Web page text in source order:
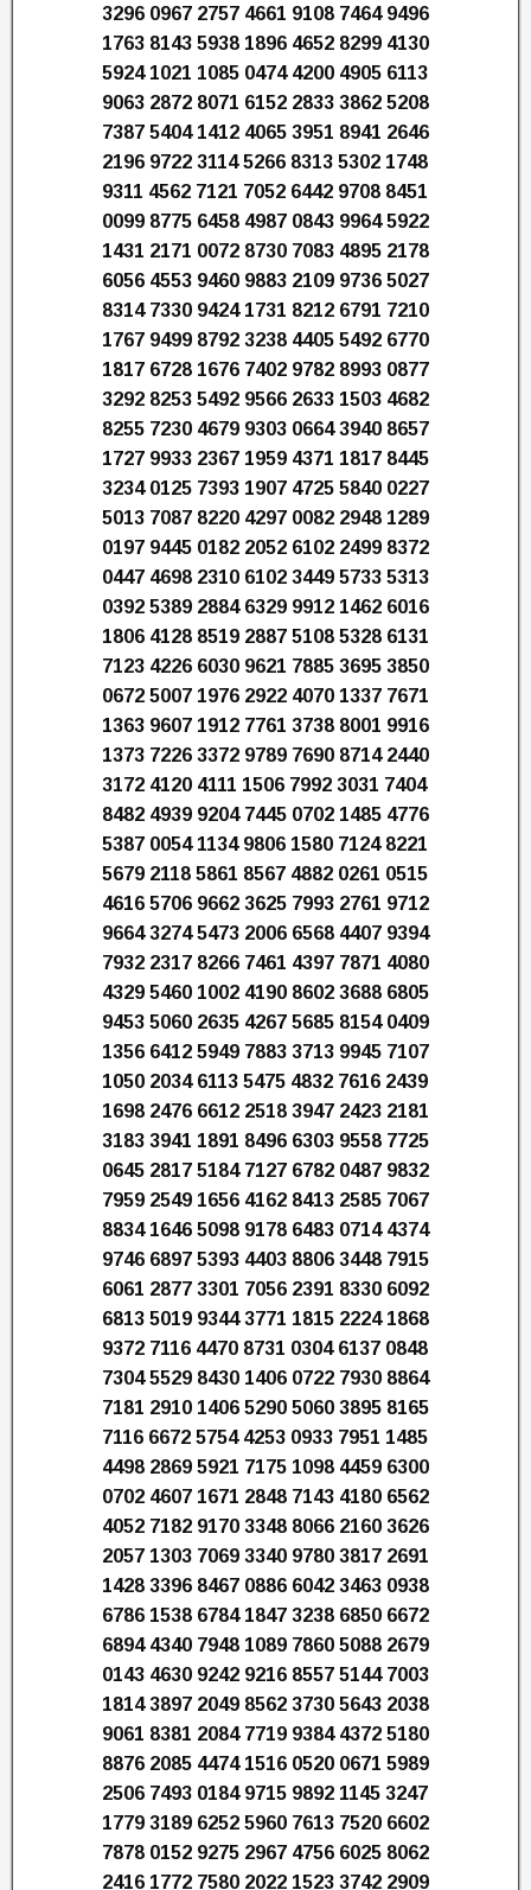
3296 0967 2757 4661 9108 7464 9496
1763 8143 5938 1896 4652 8299 4130
5924 1021 1085 0474 4200 4905 6113
9063 2872 8071 6152 2833 3862 5208
7387 5404 1412 4065 3951 8941 2646
2196 9722 3114 5266 8313 5302 1748
9311 4562 7121 7052 6442 9708 8451
0099 8775 6458 4987 0843 9964 5922
1431 2171 0072 8730 7083 4895 2178
6056 4553 9460 9883 2109 9736 5027
8314 7330 9424 1731 8212 6791 7210
1767 9499 8792 3238 4405 5492 6770
1817 6728 1676 7402 9782 8993 0877
3292 8253 5492 9566 2633 1503 4682
8255 7230 4679 9303 0664 3940 8657
1727 9933 2367 1959 4371 1817 8445
3234 0125 7393 1907 4725 5840 0227
5013 7087 8220 4297 0082 2948 1289
0197 9445 0182 2052 6102 2499 8372
0447 4698 2310 6102 3449 5733 5313
0392 5389 2884 6329 9912 1462 6016
1806 4128 8519 2887 5108 5328 6131
7123 4226 6030 9621 7885 3695 3850
0672 5007 1976 2922 4070 1337 7671
1363 9607 1912 7761 3738 8001 9916
1373 7226 3372 9789 7690 8714 2440
3172 4120 4111 1506 7992 3031 7404
8482 4939 9204 7445 0702 1485 4776
5387 0054 1134 9806 1580 7124 8221
5679 2118 5861 8567 4882 0261 0515
4616 5706 9662 3625 7993 2761 9712
9664 3274 5473 2006 6568 4407 9394
7932 2317 8266 7461 4397 7871 4080
4329 5460 1002 4190 8602 3688 6805
9453 5060 2635 4267 5685 8154 0409
1356 6412 5949 7883 3713 9945 7107
1050 2034 6113 5475 4832 7616 2439
1698 2476 6612 2518 3947 2423 2181
3183 3941 1891 8496 6303 9558 7725
0645 2817 5184 7127 6782 0487 9832
7959 2549 1656 4162 8413 2585 7067
8834 1646 5098 9178 6483 0714 4374
9746 6897 5393 4403 8806 3448 7915
6061 2877 3301 7056 2391 8330 6092
6813 5019 9344 3771 1815 2224 1868
9372 7116 4470 8731 0304 6137 0848
7304 5529 8430 1406 0722 7930 8864
7181 2910 1406 5290 5060 3895 8165
7116 6672 5754 4253 0933 7951 1485
4498 2869 5921 7175 1098 4459 6300
0702 4607 1671 2848 7143 4180 6562
4052 7182 9170 3348 8066 2160 3626
2057 1303 7069 3340 9780 3817 2691
1428 3396 8467 0886 6042 3463 0938
6786 1538 6784 1847 3238 6850 6672
6894 4340 7948 1089 7860 5088 2679
0143 4630 9242 9216 8557 5144 7003
1814 3897 2049 8562 3730 5643 2038
9061 8381 2084 7719 9384 4372 5180
8876 2085 4474 1516 0520 0671 5989
2506 7493 0184 9715 9892 1145 3247
1779 3189 6252 5960 7613 7520 6602
7878 0152 9275 2967 4756 6025 8062
2416 1772 7580 2022 1523 3742 2909